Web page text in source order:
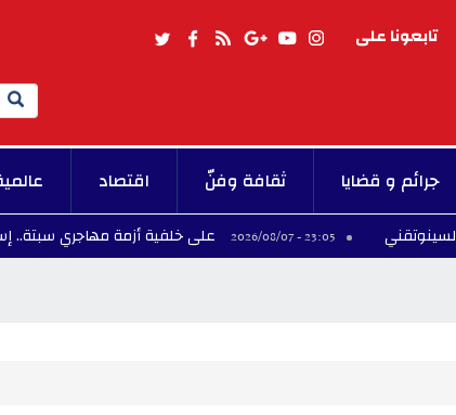
تابعونا على
Search
جرائم و قضايا ثقافة وفنّ اقتصاد
23:05 - 2026/08/07 على خلفية أزمة مهاجري سبتة.. إسبانيا تصعّد